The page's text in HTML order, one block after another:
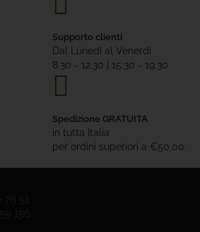
Supporto clienti
Dal Lunedì al Venerdì
8.30 - 12.30 | 15.30 - 19.30
Spedizione GRATUITA
in tutta Italia
per ordini superiori a €50,00.